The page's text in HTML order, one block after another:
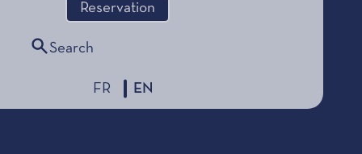
Reservation
Search
FR EN